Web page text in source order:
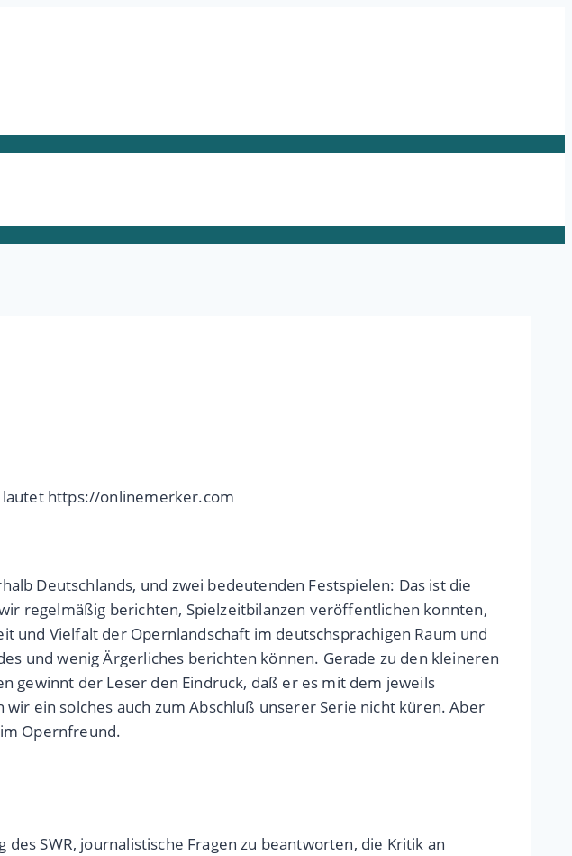
lautet https://onlinemerker.com
Deutschlands, und zwei bedeutenden Festspielen: Das ist die
regelmäßig berichten, Spielzeitbilanzen veröffentlichen konnten,
und Vielfalt der Opernlandschaft im deutschsprachigen Raum und
und wenig Ärgerliches berichten können. Gerade zu den kleineren
gewinnt der Leser den Eindruck, daß er es mit dem jeweils
ein solches auch zum Abschluß unserer Serie nicht küren. Aber
Opernfreund.
SWR, journalistische Fragen zu beantworten, die Kritik an